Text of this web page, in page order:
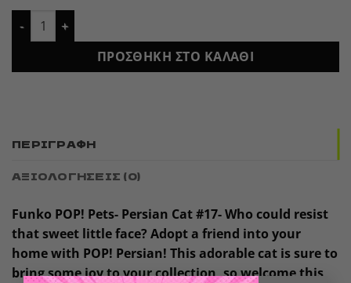
Funko POP! Pets- Persian Cat #17 ποσότητα
ΠΡΟΣΘΉΚΗ ΣΤΟ ΚΑΛΆΘΙ
ΠΕΡΙΓΡΑΦΉ
ΑΞΙΟΛΟΓΉΣΕΙΣ (0)
Funko POP! Pets- Persian Cat #17- Who could resist
that sweet little face? Adopt a friend into your
home with POP! Persian! This adorable cat is sure to
bring some joy to your collection, so welcome this